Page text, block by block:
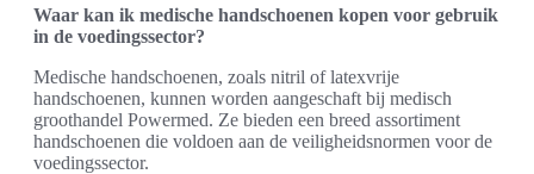
Waar kan ik medische handschoenen kopen voor gebruik
in de voedingssector?
Medische handschoenen, zoals nitril of latexvrije
handschoenen, kunnen worden aangeschaft bij medisch
groothandel Powermed. Ze bieden een breed assortiment
handschoenen die voldoen aan de veiligheidsnormen voor de
voedingssector.